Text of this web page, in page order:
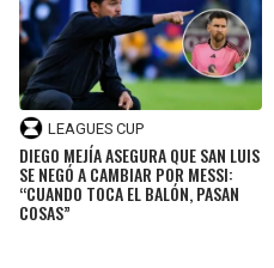
LEAGUES CUP
DIEGO MEJÍA ASEGURA QUE SAN LUIS
SE NEGÓ A CAMBIAR POR MESSI:
“CUANDO TOCA EL BALÓN, PASAN
COSAS”